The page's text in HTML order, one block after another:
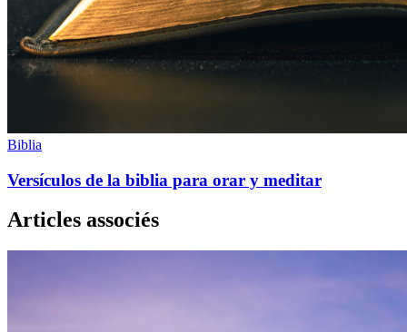
Biblia
Versículos de la biblia para orar y meditar
Articles associés